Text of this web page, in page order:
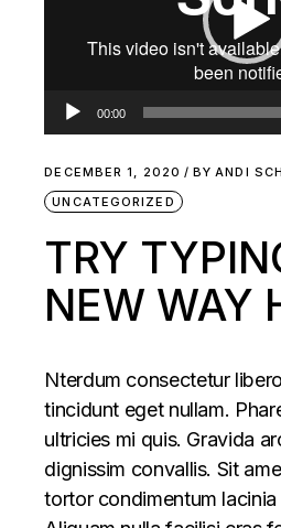
00:00
DECEMBER 1, 2020 BY ANDI
UNCATEGORIZED
TRY
NEW WAY
Nterdum consectetur
tincidunt eget nullam.
ultricies mi quis. Gravida
dignissim convallis. Sit
tortor condimentum lacinia